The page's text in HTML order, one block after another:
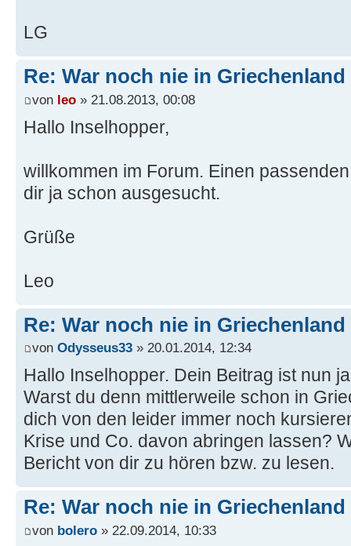
LG
Re: War noch nie in Griechenland
von leo » 21.08.2013, 00:08
Hallo Inselhopper,
willkommen im Forum. Einen
dir ja schon ausgesucht.
Grüße
Leo
Re: War noch nie in Griechenland
von Odysseus33 » 20.01.2014, 12:34
Hallo Inselhopper. Dein Beitrag ist nun
Warst du denn mittlerweile schon in
dich von den leider immer noch
Krise und Co. davon abringen lassen?
Bericht von dir zu hören bzw. zu lesen.
Re: War noch nie in Griechenland
von bolero » 22.09.2014, 10:33